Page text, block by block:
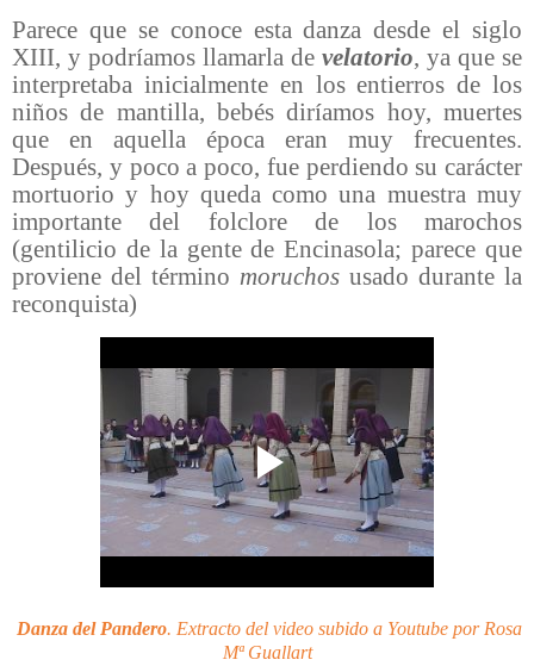
Parece que se conoce esta danza desde el siglo
XIII, y podríamos llamarla de velatorio, ya que se
interpretaba inicialmente en los entierros de los
niños de mantilla, bebés diríamos hoy, muertes
que en aquella época eran muy frecuentes.
Después, y poco a poco, fue perdiendo su carácter
mortuorio y hoy queda como una muestra muy
importante del folclore de los marochos
(gentilicio de la gente de Encinasola; parece que
proviene del término moruchos usado durante la
reconquista)
Danza del Pandero. Extracto del video subido a Youtube por Rosa
Mª Guallart